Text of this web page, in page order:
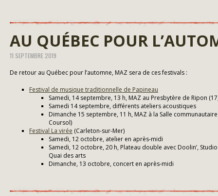
AU QUÉBEC POUR
11 SEPTEMBRE 2019
De retour au Québec pour l’automne, MAZ sera de ces festivals :
Festival de musique traditionnelle de Papineau
Samedi, 14 septembre, 13 h, MAZ au Presbytère de Ripon
Samedi 14 septembre, différents ateliers acoustiques
Dimanche 15 septembre, 11 h, MAZ à la Salle
Coursol)
Festival La virée (Carleton-sur-Mer)
Samedi, 12 octobre, atelier en après-midi
Samedi, 12 octobre, 20 h, Plateau double avec Doolin’,
Quai des arts
Dimanche, 13 octobre, concert en après-midi